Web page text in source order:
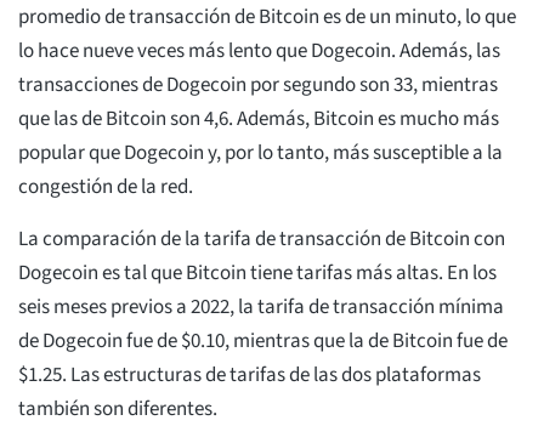
promedio de transacción de Bitcoin es de un minuto, lo que
lo hace nueve veces más lento que Dogecoin. Además, las
transacciones de Dogecoin por segundo son 33, mientras
que las de Bitcoin son 4,6. Además, Bitcoin es mucho más
popular que Dogecoin y, por lo tanto, más susceptible a la
congestión de la red.
La comparación de la tarifa de transacción de Bitcoin con
Dogecoin es tal que Bitcoin tiene tarifas más altas. En los
seis meses previos a 2022, la tarifa de transacción mínima
de Dogecoin fue de $0.10, mientras que la de Bitcoin fue de
$1.25. Las estructuras de tarifas de las dos plataformas
también son diferentes.